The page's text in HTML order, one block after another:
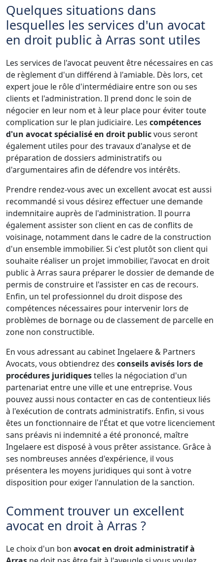
Quelques situations dans
lesquelles les services d'un avocat
en droit public à Arras sont utiles
Les services de l'avocat peuvent être nécessaires en cas
de règlement d'un différend à l'amiable. Dès lors, cet
expert joue le rôle d'intermédiaire entre son ou ses
clients et l'administration. Il prend donc le soin de
négocier en leur nom et à leur place pour éviter toute
complication sur le plan judiciaire. Les compétences
d'un avocat spécialisé en droit publicvous seront
également utiles pour des travaux d'analyse et de
préparation de dossiers administratifs ou
d'argumentaires afin de défendre vos intérêts.
Prendre rendez-vous avec un excellent avocat est aussi
recommandé si vous désirez effectuer une demande
indemnitaire auprès de l'administration. Il pourra
également assister son client en cas de conflits de
voisinage, notamment dans le cadre de la construction
d'un ensemble immobilier. Si c'est plutôt son client qui
souhaite réaliser un projet immobilier, l'avocat en droit
public à Arras saura préparer le dossier de demande de
permis de construire et l'assister en cas de recours.
Enfin, un tel professionnel du droit dispose des
compétences nécessaires pour intervenir lors de
problèmes de bornage ou de classement de parcelle en
zone non constructible.
En vous adressant au cabinet Ingelaere & Partners
Avocats, vous obtiendrez des conseils avisés lors de
procédures juridiquestelles la négociation d'un
partenariat entre une ville et une entreprise. Vous
pouvez aussi nous contacter en cas de contentieux liés
à l'exécution de contrats administratifs. Enfin, si vous
êtes un fonctionnaire de l'État et que votre licenciement
sans préavis ni indemnité a été prononcé, maître
Ingelaere est disposé à vous prêter assistance. Grâce à
ses nombreuses années d'expérience, il vous
présentera les moyens juridiques qui sont à votre
disposition pour exiger l'annulation de la sanction.
Comment trouver un excellent
avocat en droit à Arras ?
Le choix d'un bon avocat en droit administratif à